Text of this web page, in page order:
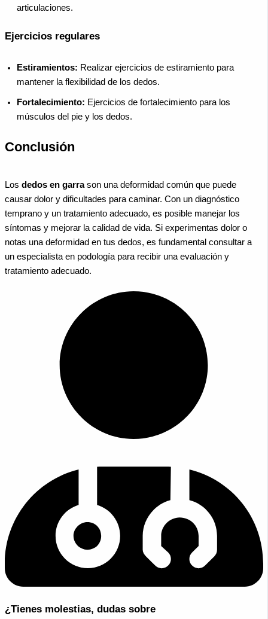
articulaciones.
Ejercicios regulares
Estiramientos: Realizar ejercicios de estiramiento para
mantener la flexibilidad de los dedos.
Fortalecimiento: Ejercicios de fortalecimiento para los
músculos del pie y los dedos.
Conclusión
Los dedos en garrason una deformidad común que puede
causar dolor y dificultades para caminar. Con un diagnóstico
temprano y un tratamiento adecuado, es posible manejar los
síntomas y mejorar la calidad de vida. Si experimentas dolor o
notas una deformidad en tus dedos, es fundamental consultar a
un especialista en podología para recibir una evaluación y
tratamiento adecuado.
¿Tienes molestias, dudas sobre